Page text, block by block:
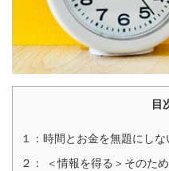
目
１：時間とお金を無題にし
２： ＜情報を得る＞そのた